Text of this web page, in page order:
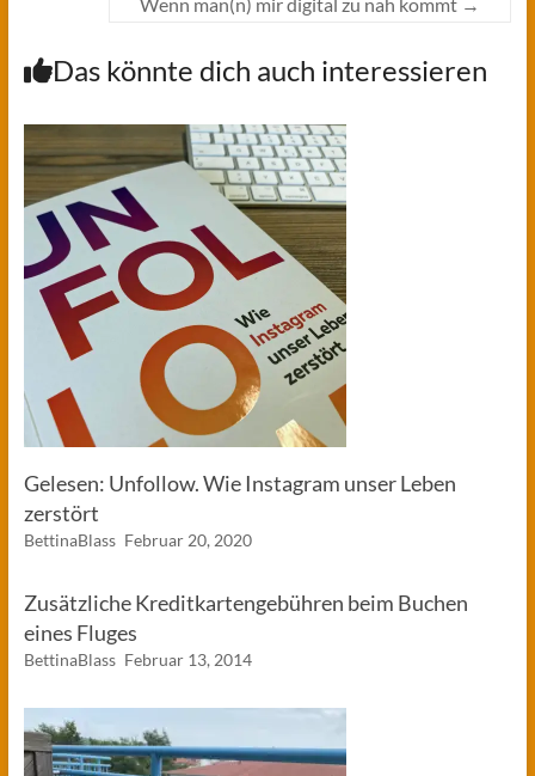
Wenn man(n) mir digital zu nah kommt →
Das könnte dich auch interessieren
Gelesen: Unfollow. Wie Instagram unser Leben
zerstört
BettinaBlass Februar 20, 2020
Zusätzliche Kreditkartengebühren beim Buchen
eines Fluges
BettinaBlass Februar 13, 2014